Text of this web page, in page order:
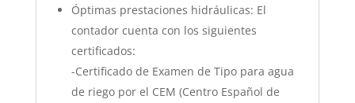
Óptimas prestaciones hidráulicas: El
contador cuenta con los siguientes
certificados:
-Certificado de Examen de Tipo para agua
de riego por el CEM (Centro Español de